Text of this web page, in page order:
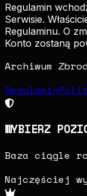
Regulamin
Serwisie.
Regulaminu. O
Konto zostaną
Archiwum
Regulamin
WYBIERZ
Baza ciągle
Najczęściej